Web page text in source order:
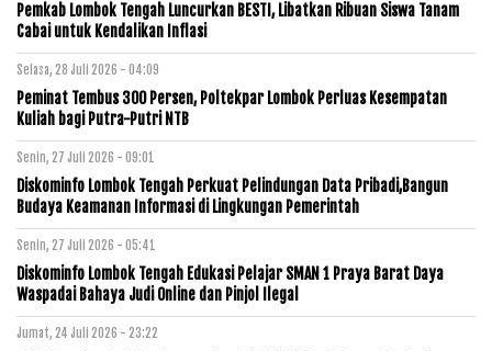
Pemkab Lombok Tengah Luncurkan BESTI, Libatkan Ribuan Siswa Tanam
Cabai untuk Kendalikan Inflasi
Selasa, 28 Juli 2026 - 04:09
Peminat Tembus 300 Persen, Poltekpar Lombok Perluas Kesempatan
Kuliah bagi Putra-Putri NTB
Senin, 27 Juli 2026 - 09:01
Diskominfo Lombok Tengah Perkuat Pelindungan Data Pribadi,Bangun
Budaya Keamanan Informasi di Lingkungan Pemerintah
Senin, 27 Juli 2026 - 05:41
Diskominfo Lombok Tengah Edukasi Pelajar SMAN 1 Praya Barat Daya
Waspadai Bahaya Judi Online dan Pinjol Ilegal
Jumat, 24 Juli 2026 - 23:22